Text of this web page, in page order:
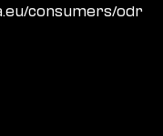
consumers/odr